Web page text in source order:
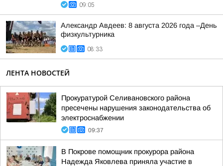
09:05
Александр Авдеев: 8 августа 2026 года –День
физкультурника
08:33
ЛЕНТА НОВОСТЕЙ
Прокуратурой Селивановского района
пресечены нарушения законодательства об
электроснабжении
09:37
В Покрове помощник прокурора района
Надежда Яковлева приняла участие в